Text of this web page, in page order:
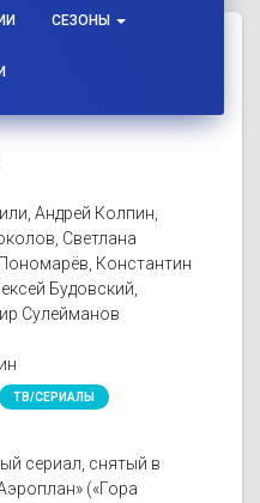
СЕЗОНЫ
Андрей Колпин,
Светлана
Константин
Будовский,
Сулейманов
ТВ/СЕРИАЛЫ
сериал, снятый в
(«Гора